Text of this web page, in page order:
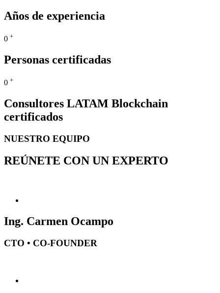
Años de experiencia
0 +
Personas certificadas
0 +
Consultores LATAM Blockchain
certificados
NUESTRO EQUIPO
REÚNETE CON UN EXPERTO
Ing. Carmen Ocampo
CTO • CO-FOUNDER